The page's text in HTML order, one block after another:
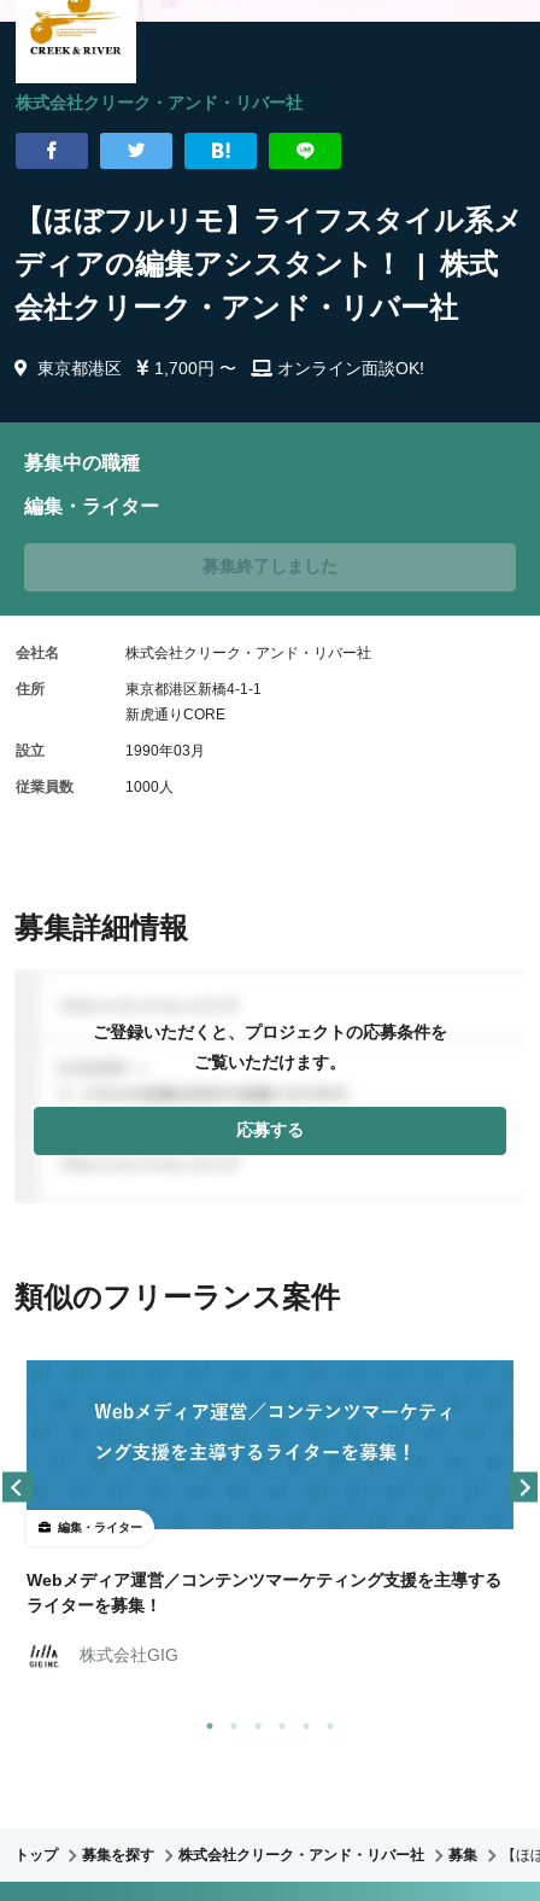
株式会社クリーク・アンド・リバー社
【ほぼフルリモ】ライフスタイル系メ
ディアの編集アシスタント！ | 株式
会社クリーク・アンド・リバー社
東京都港区 1,700円 〜 オンライン面談OK!
募集詳細情報
ご登録いただくと、プロジェクトの応募条件を
ご覧いただけます。
応募する
募集中の職種
編集・ライター
募集終了しました
会社名 株式会社クリーク・アンド・リバー社
住所
東京都港区新橋4-1-1
新虎通りCORE
設立 1990年03月
従業員数 1000人
類似のフリーランス案件
編集・ライター
Webメディア運営／コンテンツマーケティング支援を主導する
ライターを募集！
株式会社GIG
トップ 募集を探す 株式会社クリーク・アンド・リバー社 募集 【